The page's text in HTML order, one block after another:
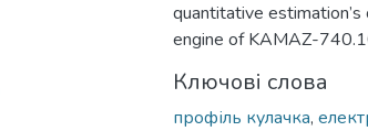
quantitative estimation’s
engine of KAMAZ-
Ключові слова
профіль кулачка,